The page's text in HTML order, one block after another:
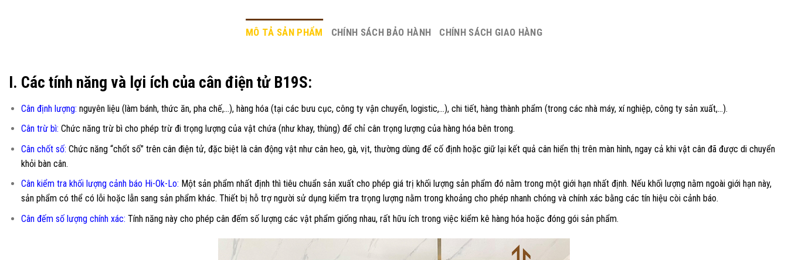
MÔ TẢ SẢN PHẨM CHÍNH SÁCH BẢO HÀNH CHÍNH SÁCH GIAO HÀNG
I. Các tính năng và lợi ích của cân điện tử B19S:
Cân định lượng: nguyên liệu (làm bánh, thức ăn, pha chế,…), hàng hóa (tại các bưu cục, công ty vận chuyển, logistic,…), chi tiết, hàng thành phẩm (trong các nhà máy, xí nghiệp, công ty sản xuất,…).
Cân trừ bì: Chức năng trừ bì cho phép trừ đi trọng lượng của vật chứa (như khay, thùng) để chỉ cân trọng lượng của hàng hóa bên trong.
Cân chốt số: Chức năng “chốt số” trên cân điện tử, đặc biệt là cân động vật như cân heo, gà, vịt, thường dùng để cố định hoặc giữ lại kết quả cân hiển thị trên màn hình, ngay cả khi vật cân đã được di chuyển
khỏi bàn cân.
Cân kiểm tra khối lượng cảnh báo Hi-Ok-Lo: Một sản phẩm nhất định thì tiêu chuẩn sản xuất cho phép giá trị khối lượng sản phẩm đó nằm trong một giới hạn nhất định. Nếu khối lượng nằm ngoài giới hạn này,
sản phẩm có thể có lỗi hoặc lẫn sang sản phẩm khác. Thiết bị hỗ trợ người sử dụng kiểm tra trọng lượng nằm trong khoảng cho phép nhanh chóng và chính xác bằng các tín hiệu còi cảnh báo.
Cân đếm số lượng chính xác: Tính năng này cho phép cân đếm số lượng các vật phẩm giống nhau, rất hữu ích trong việc kiểm kê hàng hóa hoặc đóng gói sản phẩm.